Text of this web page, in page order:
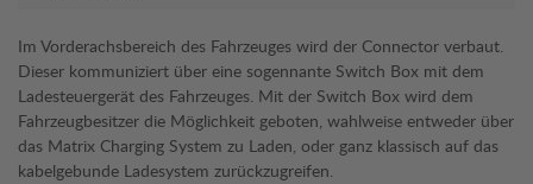
Im Vorderachsbereich des Fahrzeuges wird der Connector verbaut.
Dieser kommuniziert über eine sogennante Switch Box mit dem
Ladesteuergerät des Fahrzeuges. Mit der Switch Box wird dem
Fahrzeugbesitzer die Möglichkeit geboten, wahlweise entweder über
das Matrix Charging System zu Laden, oder ganz klassisch auf das
kabelgebunde Ladesystem zurückzugreifen.